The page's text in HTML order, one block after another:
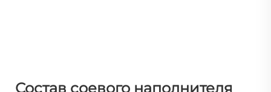
Состав соевого наполнителя